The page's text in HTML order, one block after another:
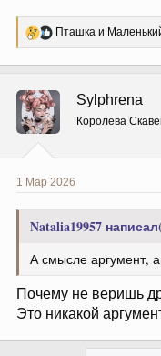
Р
е
ц
и
и
:
Пташка и
Sylphrena
Королева
1 Мар 2026
Natalia19957
А смысле аргумент,
Почему не веришь
Это никакой